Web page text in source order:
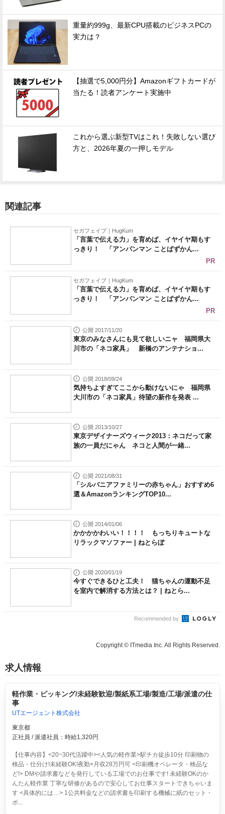
重量約999g、最新CPU搭載のビジネスPCの
実力は？
【抽選で5,000円分】Amazonギフトカードが
当たる！読者アンケート実施中
これから選ぶ新型TVはこれ！失敗しない選び
方と、2026年夏の一押しモデル
関連記事
セガフェイブ｜HugKum
「言葉で伝える力」を育めば、イヤイヤ期もす
っきり！ 「アンパンマン ことばずかん...
PR
セガフェイブ｜HugKum
「言葉で伝える力」を育めば、イヤイヤ期もす
っきり！ 「アンパンマン ことばずかん...
PR
公開 2017/11/20
東京のみなさんにも見て欲しいニャ 福岡県大
川市の「ネコ家具」 新橋のアンテナショ...
公開 2018/09/24
気持ちよすぎてここから動けないにゃ 福岡県
大川市の「ネコ家具」待望の新作を発表 ...
公開 2013/10/27
東京デザイナーズウィーク2013：ネコだって家
族の一員だにゃん ネコと人間が一緒...
公開 2021/08/31
「シルバニアファミリーの赤ちゃん」おすすめ6
選＆AmazonランキングTOP10...
公開 2014/01/06
かかかかわいい！！！！ もっちりキュートな
リラックマソファー | ねとらぼ
公開 2020/01/19
今すぐできるひと工夫！ 猫ちゃんの運動不足
を室内で解消する方法とは？ | ねとら...
Recommended by
Copyright © ITmedia Inc. All Rights Reserved.
求人情報
軽作業・ピッキング/未経験歓迎/製紙系工場/製造/工場/派遣の仕
事
UTエージェント株式会社
東京都
正社員 / 派遣社員：時給1,320円
【仕事内容】<20~30代活躍中><人気の軽作業>駅チカ徒歩10分 印刷物の
検品・仕分け!未経験OK!夜勤×月収28万円可 <印刷機オペレータ・検品な
ど!> DMや請求書などを発行している工場でのお仕事です! 未経験OKのか
んたん軽作業 丁寧な研修があるので安心してお仕事スタートできちゃいま
す <具体的には…> 1公共料金などの請求書を印刷する機械に紙のセット・
ボ...